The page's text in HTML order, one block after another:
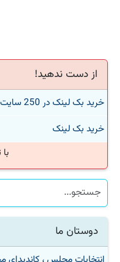
از دست ندهید!
خرید بک لینک در 250 سایت
خرید بک لینک
دوستان ما